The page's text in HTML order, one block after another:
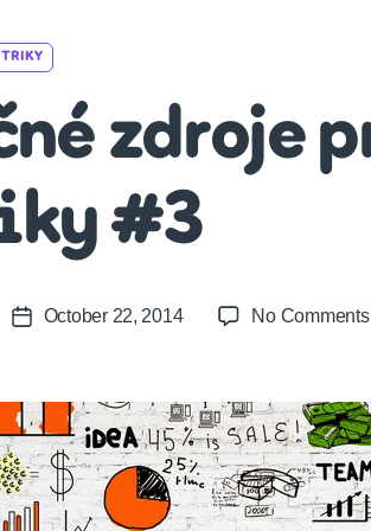
zdroje
#3
PostOctober 22, 2014 No Comments